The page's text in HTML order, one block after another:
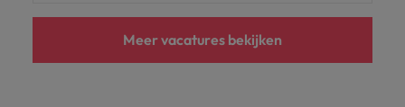
Meer vacatures bekijken